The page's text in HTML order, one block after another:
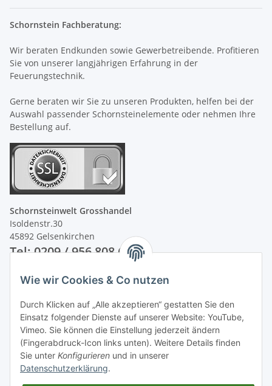
Schornstein Fachberatung:
Wir beraten Endkunden sowie Gewerbetreibende. Profitieren
Sie von unserer langjährigen Erfahrung in der
Feuerungstechnik.
Gerne beraten wir Sie zu unseren Produkten, helfen bei der
Auswahl passender Schornsteinelemente oder nehmen Ihre
Bestellung auf.
Schornsteinwelt Grosshandel
Isoldenstr.30
45892 Gelsenkirchen
Tel: 0209 / 956 808 60
Unsere Zahlungsarten
Wie wir Cookies & Co nutzen
Durch Klicken auf „Alle akzeptieren“ gestatten Sie den
Einsatz folgender Dienste auf unserer Website: YouTube,
Vimeo. Sie können die Einstellung jederzeit ändern
(Fingerabdruck-Icon links unten). Weitere Details finden
Sie unter Konfigurieren und in unserer
Datenschutzerklärung.